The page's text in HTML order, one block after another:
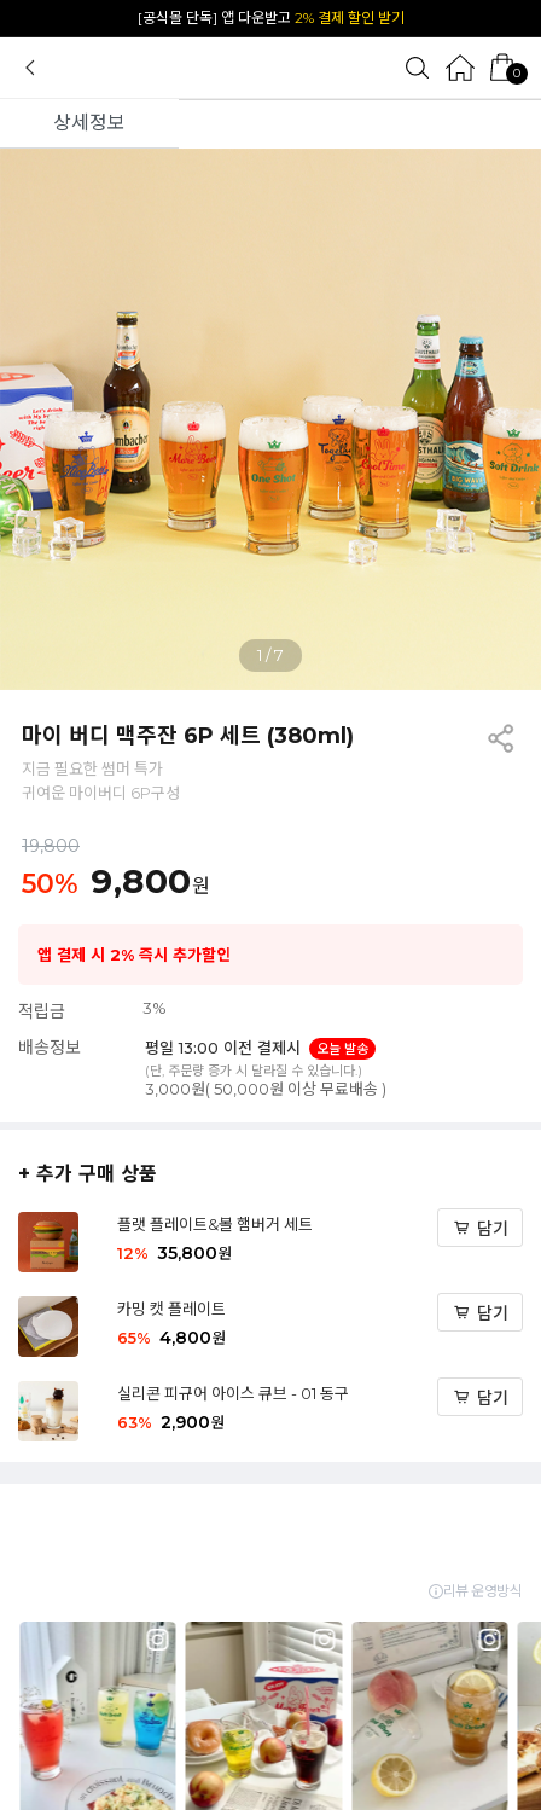
카카오 플친 추가하면1천원 즉시 할인 쿠폰
0
상세정보
1 /7
마이 버디 맥주잔 6P 세트 (380ml)
지금 필요한 썸머 특가
귀여운 마이버디 6P구성
19,800
50% 9,800원
앱 결제 시 2% 즉시 추가할인
적립금 3%
배송정보 평일 13:00 이전 결제시
오늘 발송
(단, 주문량 증가 시 달라질 수 있습니다.)
3,000원( 50,000원 이상 무료배송 )
+ 추가 구매 상품
플랫 플레이트&볼 햄버거 세트
12% 35,800원
담기
카밍 캣 플레이트
65% 4,800원
담기
실리콘 피규어 아이스 큐브 - 01 동구
63% 2,900원
담기